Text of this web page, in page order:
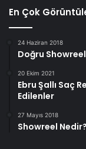
En Çok
24 Haziran 2018
Doğru Showreel
20 Ekim 2021
Ebru Şallı Saç
Edilenler
27 Mayıs 2018
Showreel